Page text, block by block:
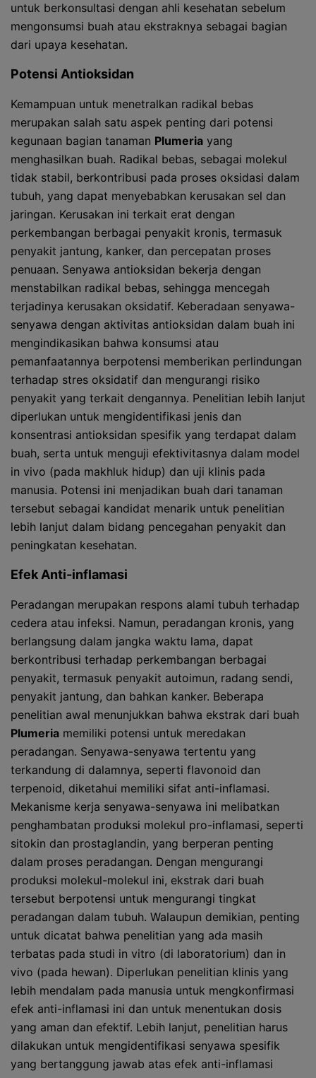
untuk berkonsultasi dengan ahli kesehatan sebelum
mengonsumsi buah atau ekstraknya sebagai bagian
dari upaya kesehatan.
Potensi Antioksidan
Kemampuan untuk menetralkan radikal bebas
merupakan salah satu aspek penting dari potensi
kegunaan bagian tanaman Plumeria yang
menghasilkan buah. Radikal bebas, sebagai molekul
tidak stabil, berkontribusi pada proses oksidasi dalam
tubuh, yang dapat menyebabkan kerusakan sel dan
jaringan. Kerusakan ini terkait erat dengan
perkembangan berbagai penyakit kronis, termasuk
penyakit jantung, kanker, dan percepatan proses
penuaan. Senyawa antioksidan bekerja dengan
menstabilkan radikal bebas, sehingga mencegah
terjadinya kerusakan oksidatif. Keberadaan senyawa-
senyawa dengan aktivitas antioksidan dalam buah ini
mengindikasikan bahwa konsumsi atau
pemanfaatannya berpotensi memberikan perlindungan
terhadap stres oksidatif dan mengurangi risiko
penyakit yang terkait dengannya. Penelitian lebih lanjut
diperlukan untuk mengidentifikasi jenis dan
konsentrasi antioksidan spesifik yang terdapat dalam
buah, serta untuk menguji efektivitasnya dalam model
in vivo (pada makhluk hidup) dan uji klinis pada
manusia. Potensi ini menjadikan buah dari tanaman
tersebut sebagai kandidat menarik untuk penelitian
lebih lanjut dalam bidang pencegahan penyakit dan
peningkatan kesehatan.
Efek Anti-inflamasi
Peradangan merupakan respons alami tubuh terhadap
cedera atau infeksi. Namun, peradangan kronis, yang
berlangsung dalam jangka waktu lama, dapat
berkontribusi terhadap perkembangan berbagai
penyakit, termasuk penyakit autoimun, radang sendi,
penyakit jantung, dan bahkan kanker. Beberapa
penelitian awal menunjukkan bahwa ekstrak dari buah
Plumeria memiliki potensi untuk meredakan
peradangan. Senyawa-senyawa tertentu yang
terkandung di dalamnya, seperti flavonoid dan
terpenoid, diketahui memiliki sifat anti-inflamasi.
Mekanisme kerja senyawa-senyawa ini melibatkan
penghambatan produksi molekul pro-inflamasi, seperti
sitokin dan prostaglandin, yang berperan penting
dalam proses peradangan. Dengan mengurangi
produksi molekul-molekul ini, ekstrak dari buah
tersebut berpotensi untuk mengurangi tingkat
peradangan dalam tubuh. Walaupun demikian, penting
untuk dicatat bahwa penelitian yang ada masih
terbatas pada studi in vitro (di laboratorium) dan in
vivo (pada hewan). Diperlukan penelitian klinis yang
lebih mendalam pada manusia untuk mengkonfirmasi
efek anti-inflamasi ini dan untuk menentukan dosis
yang aman dan efektif. Lebih lanjut, penelitian harus
dilakukan untuk mengidentifikasi senyawa spesifik
yang bertanggung jawab atas efek anti-inflamasi